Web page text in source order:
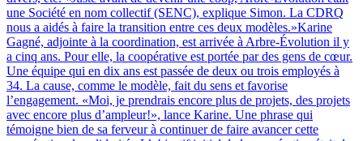
une Société en nom collectif (SENC), explique Simon. La CDRQ
nous a aidés à faire la transition entre ces deux modèles.»Karine
Gagné, adjointe à la coordination, est arrivée à Arbre-Évolution il y
a cinq ans. Pour elle, la coopérative est portée par des gens de cœur.
Une équipe qui en dix ans est passée de deux ou trois employés à
34. La cause, comme le modèle, fait du sens et favorise
l’engagement. «Moi, je prendrais encore plus de projets, des projets
avec encore plus d’ampleur!», lance Karine. Une phrase qui
témoigne bien de sa ferveur à continuer de faire avancer cette